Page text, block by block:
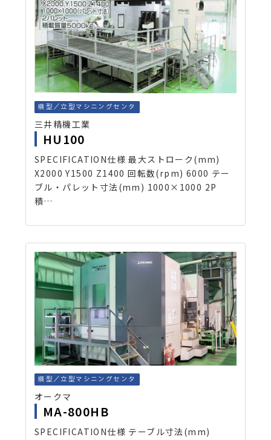
横型／立型マシニングセンタ
三井精機工業
HU100
SPECIFICATION仕様 最大ストローク(mm)
X2000 Y1500 Z1400 回転数(rpm) 6000 テー
ブル・パレット寸法(mm) 1000×1000 2P
積…
横型／立型マシニングセンタ
オークマ
MA-800HB
SPECIFICATION仕様 テーブル寸法(mm)